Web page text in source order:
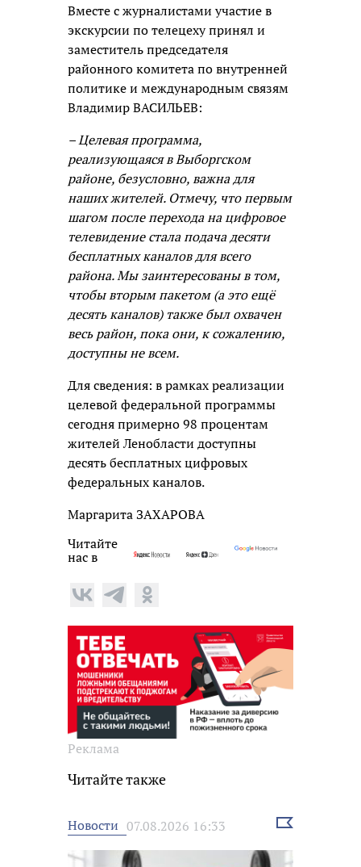
Вместе с журналистами участие в
экскурсии по телецеху принял и
заместитель председателя
районного комитета по внутренней
политике и международным связям
Владимир ВАСИЛЬЕВ:
– Целевая программа,
реализующаяся в Выборгском
районе, безусловно, важна для
наших жителей. Отмечу, что первым
шагом после перехода на цифровое
телевидение стала подача десяти
бесплатных каналов для всего
района. Мы заинтересованы в том,
чтобы вторым пакетом (а это ещё
десять каналов) также был охвачен
весь район, пока они, к сожалению,
доступны не всем.
Для сведения: в рамках реализации
целевой федеральной программы
сегодня примерно 98 процентам
жителей Ленобласти доступны
десять бесплатных цифровых
федеральных каналов.
Маргарита ЗАХАРОВА
Читайте
нас в
Реклама
Читайте также
Новости 07.08.2026 16:33
Выбрать